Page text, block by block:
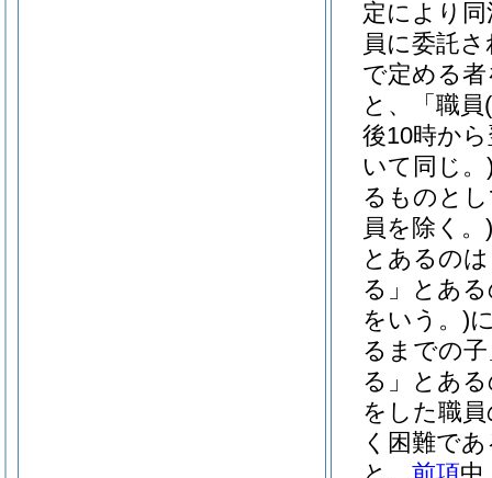
定により
員に委託
で定める
と、「職員
後10時か
いて同じ。
るものと
員を除く。)
とあるの
る」とあ
をいう。)
るまでの
る」とあ
をした職
く困難で